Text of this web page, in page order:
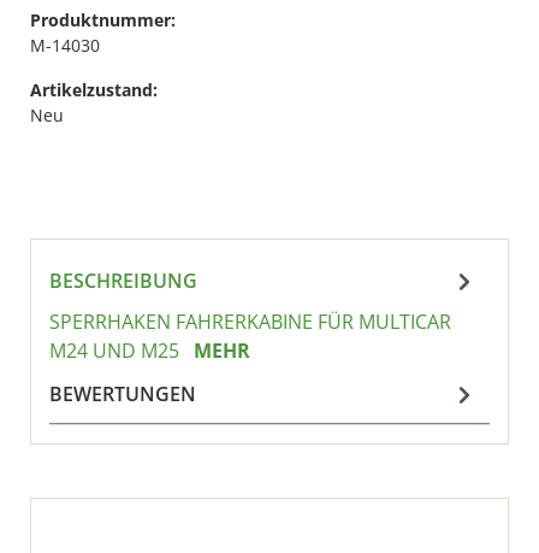
Produktnummer:
M-14030
Artikelzustand:
Neu
BESCHREIBUNG
SPERRHAKEN FAHRERKABINE FÜR MULTICAR
M24 UND M25 MEHR
BEWERTUNGEN